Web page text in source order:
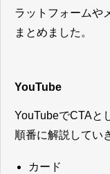
ラットフォームや
まとめました。
YouTube
YouTubeでCTAと
順番に解説してい
カード